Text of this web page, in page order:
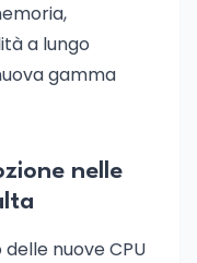
a lungo
gamma
nelle
nuove CPU